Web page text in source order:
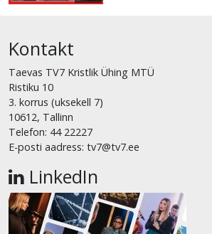
Kontakt
Taevas TV7 Kristlik Ühing MTÜ
Ristiku 10
3. korrus (uksekell 7)
10612, Tallinn
Telefon: 44 22227
E-posti aadress: tv7@tv7.ee
LinkedIn